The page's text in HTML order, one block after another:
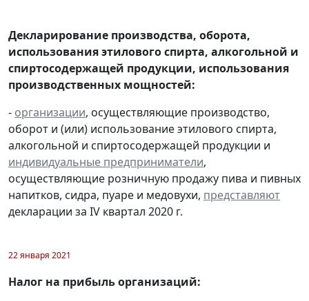
Декларирование производства, оборота,
использования этилового спирта, алкогольной и
спиртосодержащей продукции, использования
производственных мощностей:
- организации, осуществляющие производство,
оборот и (или) использование этилового спирта,
алкогольной и спиртосодержащей продукции и
индивидуальные предприниматели,
осуществляющие розничную продажу пива и пивных
напитков, сидра, пуаре и медовухи, представляют
декларации за IV квартал 2020 г.
22 января 2021
Налог на прибыль организаций: